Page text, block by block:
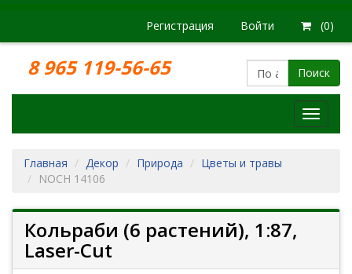
Регистрация Войти (0)
8 965 119-56-65 Поиск
Модели
Главная
Декор Природа
Цветы и травы
NOCH 14106
Кольраби (6 растений), 1:87,
Laser-Cut